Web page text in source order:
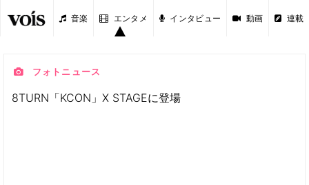
音楽 エンタメ インタビュー 動画 連載
フォトニュース
8TURN「KCON」X STAGEに登場